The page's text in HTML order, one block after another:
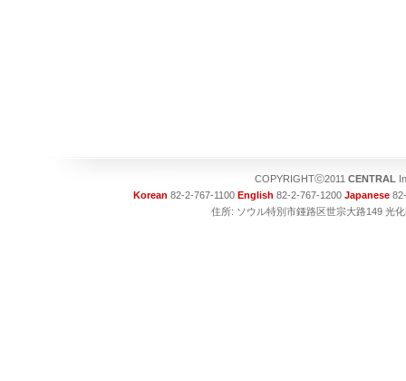
COPYRIGHTⓒ2011 CENTRAL
Korean 82-2-767-1100 English 82-2-767-1200 Japanese
住所: ソウル特別市鍾路区世宗大路149 光